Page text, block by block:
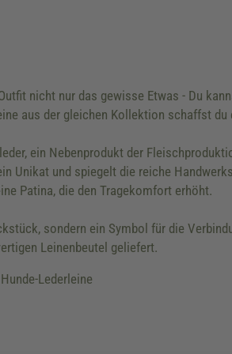
nicht nur das gewisse Etwas - Du
aus der gleichen Kollektion schaffst
ein Nebenprodukt der
Unikat und spiegelt die reiche
Patina, die den Tragekomfort erhöht.
sondern ein Symbol für die
Leinenbeutel geliefert.
Lederleine